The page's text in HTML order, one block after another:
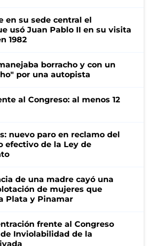
en su sede central el
usó Juan Pablo II en su visita
1982
borracho y con un
por una autopista
al Congreso: al menos 12
nuevo paro en reclamo del
efectivo de la Ley de
de una madre cayó una
de mujeres que
Plata y Pinamar
frente al Congreso
Inviolabilidad de la